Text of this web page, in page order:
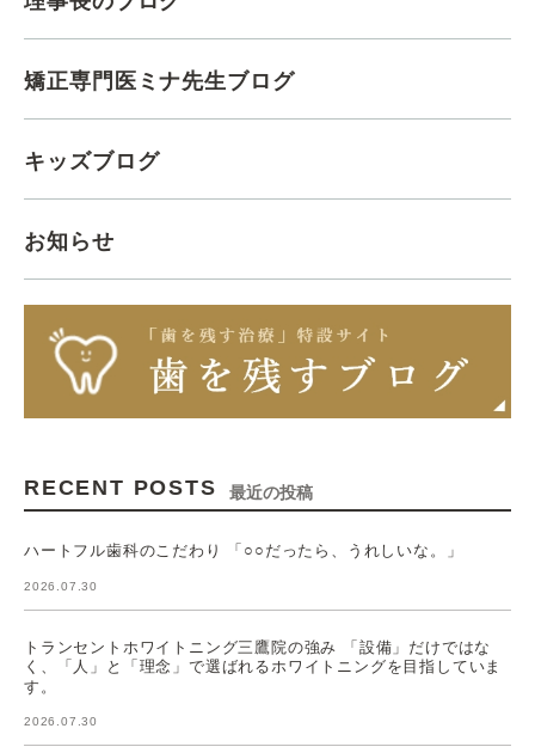
矯正専門医ミナ先生ブログ
キッズブログ
お知らせ
RECENT POSTS 最近の投稿
ハートフル歯科のこだわり 「○○だったら、うれしいな。」
2026.07.30
トランセントホワイトニング三鷹院の強み 「設備」だけではな
く、「人」と「理念」で選ばれるホワイトニングを目指していま
す。
2026.07.30